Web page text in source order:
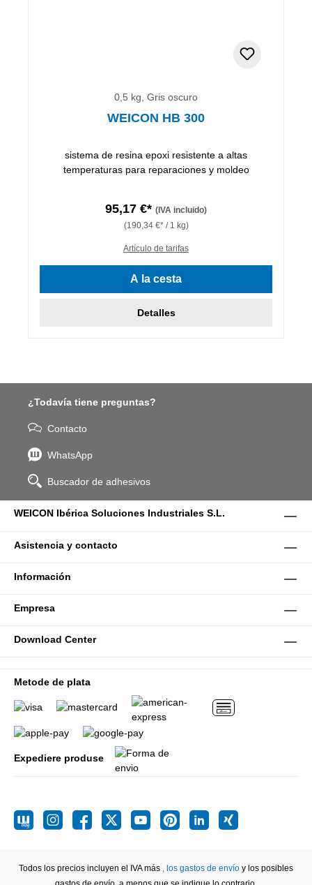
0,5 kg, Gris oscuro
WEICON HB 300
sistema de resina epoxi resistente a altas
temperaturas para reparaciones y moldeo
95,17 €* (IVA incluido)
(190,34 €* / 1 kg)
Artículo de tarifas
A la cesta
Detalles
¿Todavía tiene preguntas?
Contacto
WhatsApp
Buscador de adhesivos
WEICON Ibérica Soluciones Industriales S.L.
Asistencia y contacto
Información
Empresa
Download Center
Metode de plata
Expediere produse
Todos los precios incluyen el IVA más , los gastos de envío y los posibles